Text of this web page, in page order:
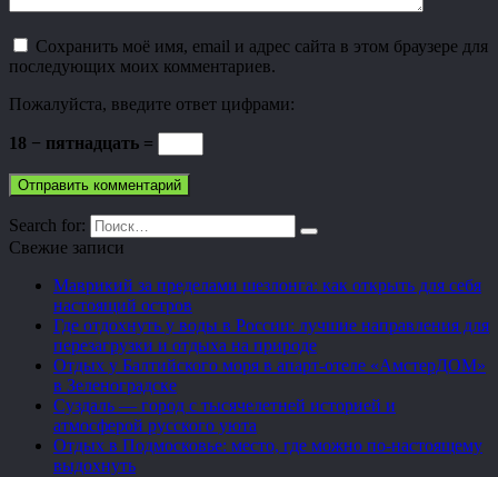
Сохранить моё имя, email и адрес сайта в этом браузере для
последующих моих комментариев.
Пожалуйста, введите ответ цифрами:
18 − пятнадцать =
Search for:
Свежие записи
Маврикий за пределами шезлонга: как открыть для себя
настоящий остров
Где отдохнуть у воды в России: лучшие направления для
перезагрузки и отдыха на природе
Отдых у Балтийского моря в апарт-отеле «АмстерДОМ»
в Зеленоградске
Суздаль — город с тысячелетней историей и
атмосферой русского уюта
Отдых в Подмосковье: место, где можно по-настоящему
выдохнуть